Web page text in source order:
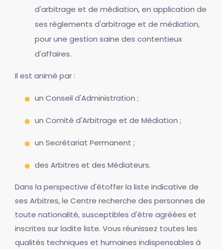
d'arbitrage et de médiation, en application de
ses règlements d'arbitrage et de médiation,
pour une gestion saine des contentieux
d'affaires.
Il est animé par :
un Conseil d'Administration ;
un Comité d'Arbitrage et de Médiation ;
un Secrétariat Permanent ;
des Arbitres et des Médiateurs.
Dans la perspective d'étoffer la liste indicative de
ses Arbitres, le Centre recherche des personnes de
toute nationalité, susceptibles d'être agréées et
inscrites sur ladite liste. Vous réunissez toutes les
qualités techniques et humaines indispensables à